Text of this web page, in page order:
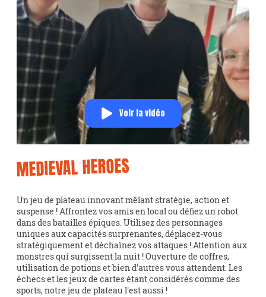
Voir la vidéo
MEDIEVAL HEROES
Un jeu de plateau innovant mêlant stratégie, action et
suspense ! Affrontez vos amis en local ou défiez un robot
dans des batailles épiques. Utilisez des personnages
uniques aux capacités surprenantes, déplacez-vous
stratégiquement et déchaînez vos attaques ! Attention aux
monstres qui surgissent la nuit ! Ouverture de coffres,
utilisation de potions et bien d'autres vous attendent. Les
échecs et les jeux de cartes étant considérés comme des
sports, notre jeu de plateau l'est aussi !